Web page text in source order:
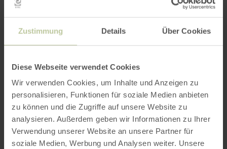
Zustimmung Details Über Cookies
Diese Webseite verwendet Cookies
Wir verwenden Cookies, um Inhalte und Anzeigen zu
personalisieren, Funktionen für soziale Medien anbieten
zu können und die Zugriffe auf unsere Website zu
analysieren. Außerdem geben wir Informationen zu Ihrer
Verwendung unserer Website an unsere Partner für
soziale Medien, Werbung und Analysen weiter. Unsere
d'informations
Heures d'ouverture
Caractéristiques / Particularités
Catégories